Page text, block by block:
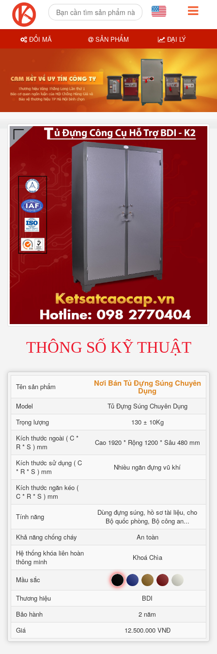
THÔNG SỐ KỸ THUẬT
Tên sản phẩm Nơi Bán Tủ Đựng Súng Chuyên
Dụng
Model
Tủ Đựng Súng Chuyên Dụng
Trọng lượng
130 ± 10Kg
Kích thước ngoài ( C *
R * S ) mm
Cao 1920 * Rộng 1200 * Sâu 480 mm
Kích thước sử dụng ( C
* R * S ) mm
Nhiều ngăn đựng vũ khí
Kích thước ngăn kéo (
C * R * S ) mm
Tính năng
Dùng đựng súng, hồ sơ tài liệu, cho
Bộ quốc phòng, Bộ công an...
Khả năng chống cháy
An toàn
Hệ thống khóa liên hoàn
thông minh
Khoá Chìa
Mầu sắc Đen Xanh Nâu Đỏ Trắng
Thương hiệu
BDI
Bảo hành
2 năm
Giá
12.500.000 VNĐ
ĐỔI MÃ SẢN PHẨM ĐẠI LÝ